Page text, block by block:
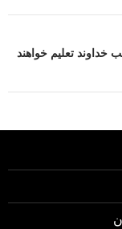
خداوند تعلیم خواهند